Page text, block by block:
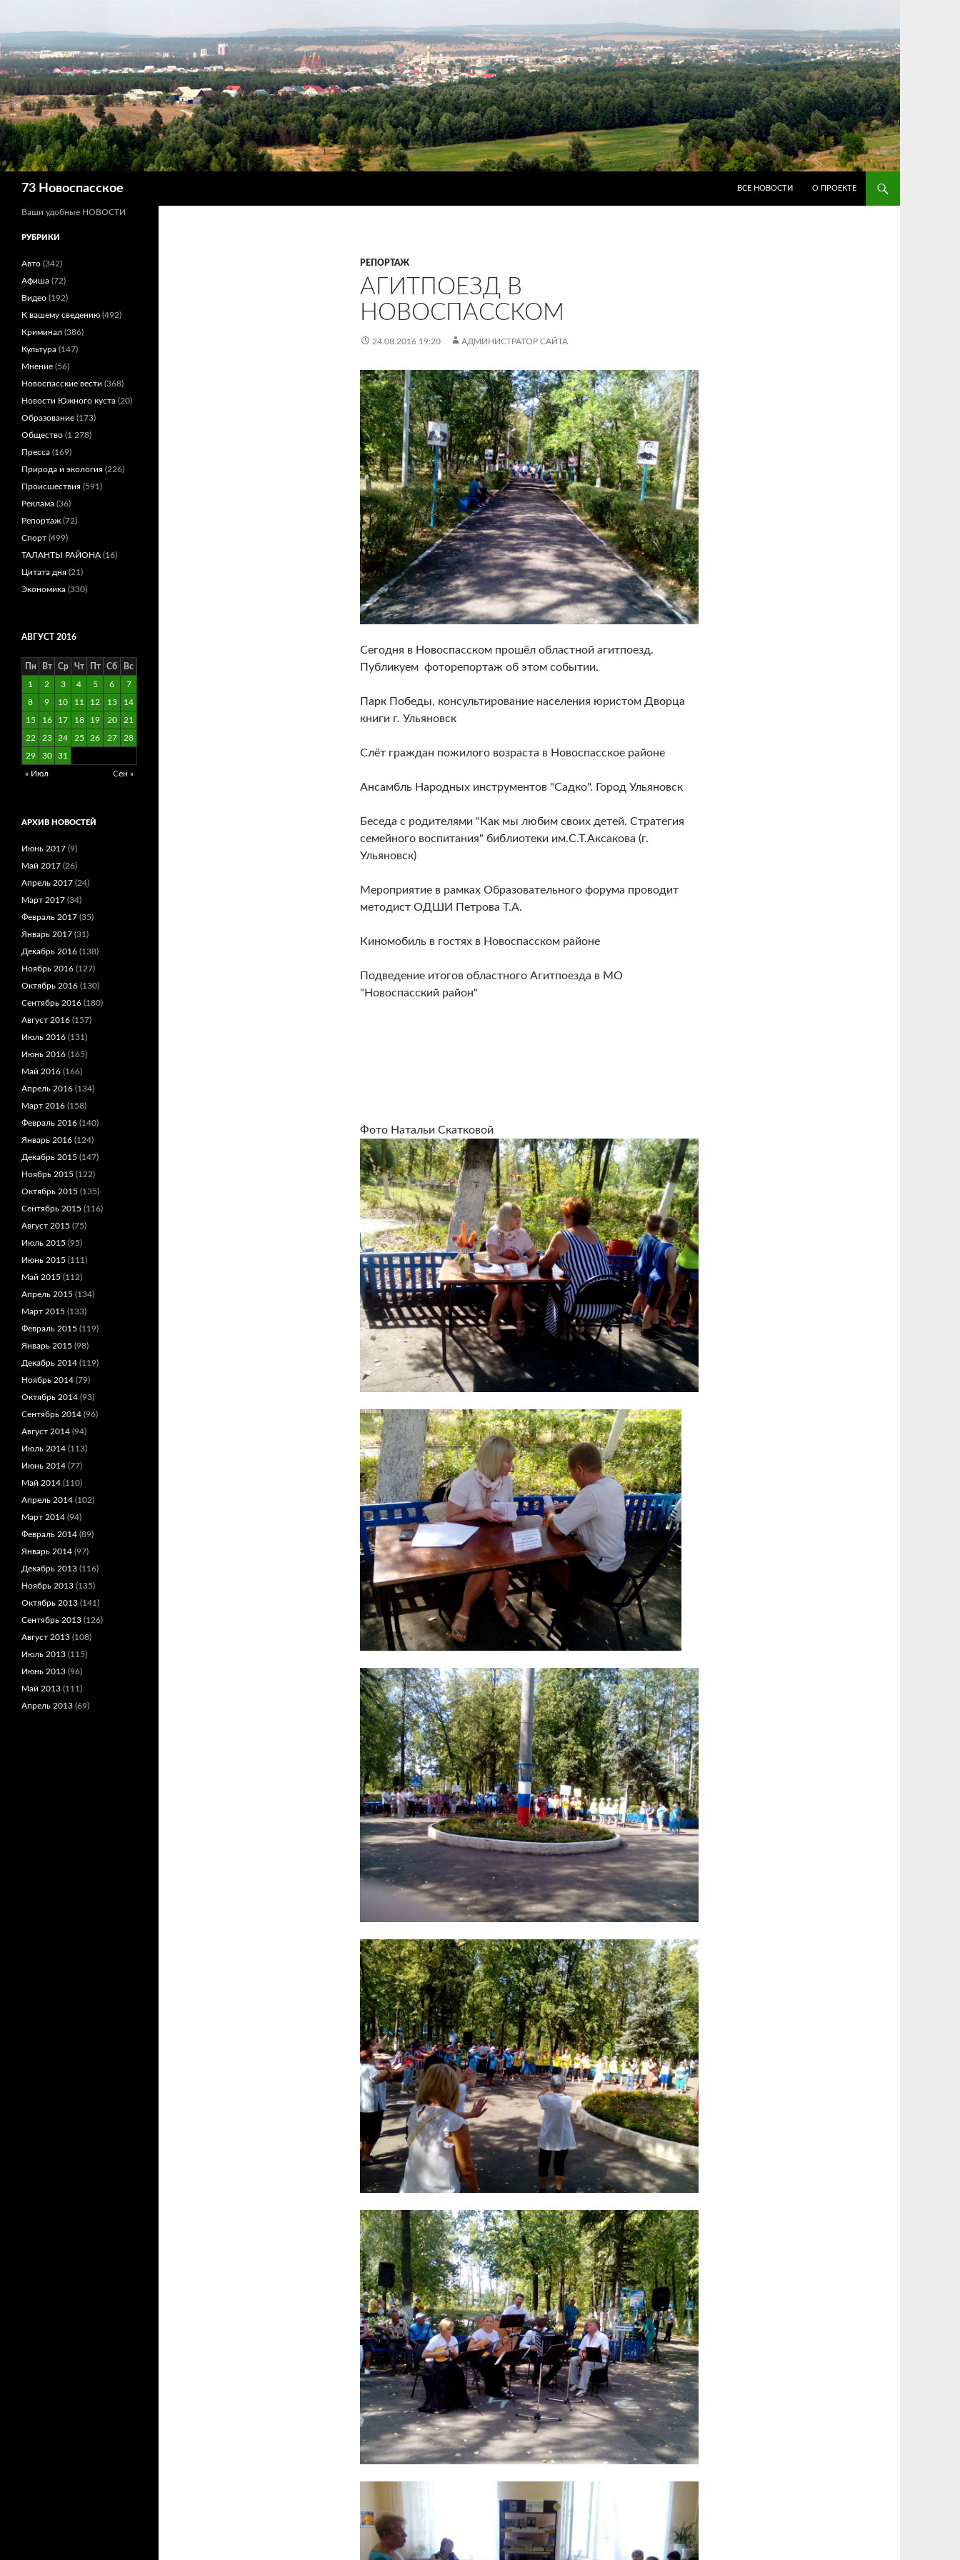
73 Новоспасское
ВСЕ НОВОСТИ
О ПРОЕКТЕ
РЕПОРТАЖ
АГИТПОЕЗД В
НОВОСПАССКОМ
24.08.2016 19:20 АДМИНИСТРАТОР САЙТА
Сегодня в Новоспасском прошёл областной агитпоезд.
Публикуем фоторепортаж об этом событии.
Парк Победы, консультирование населения юристом Дворца
книги г. Ульяновск
Слёт граждан пожилого возраста в Новоспасское районе
Ансамбль Народных инструментов "Садко". Город Ульяновск
Беседа с родителями "Как мы любим своих детей. Стратегия
семейного воспитания" библиотеки им.С.Т.Аксакова (г.
Ульяновск)
Мероприятие в рамках Образовательного форума проводит
методист ОДШИ Петрова Т.А.
Киномобиль в гостях в Новоспасском районе
Подведение итогов областного Агитпоезда в МО
"Новоспасский район"
Фото Натальи Скатковой
Ваши удобные НОВОСТИ
РУБРИКИ
Авто (342)
Афиша (72)
Видео (192)
К вашему сведению (492)
Криминал (386)
Культура (147)
Мнение (56)
Новоспасские вести (368)
Новости Южного куста (20)
Образование (173)
Общество (1 278)
Пресса (169)
Природа и экология (226)
Происшествия (591)
Реклама (36)
Репортаж (72)
Спорт (499)
ТАЛАНТЫ РАЙОНА (16)
Цитата дня (21)
Экономика (330)
АВГУСТ 2016
Пн Вт Ср Чт Пт Сб Вс
1 2 3 4 5 6 7
8 9 10 11 12 13 14
15 16 17 18 19 20 21
22 23 24 25 26 27 28
29 30 31
« Июл Сен »
АРХИВ НОВОСТЕЙ
Июнь 2017 (9)
Май 2017 (26)
Апрель 2017 (24)
Март 2017 (34)
Февраль 2017 (35)
Январь 2017 (31)
Декабрь 2016 (138)
Ноябрь 2016 (127)
Октябрь 2016 (130)
Сентябрь 2016 (180)
Август 2016 (157)
Июль 2016 (131)
Июнь 2016 (165)
Май 2016 (166)
Апрель 2016 (134)
Март 2016 (158)
Февраль 2016 (140)
Январь 2016 (124)
Декабрь 2015 (147)
Ноябрь 2015 (122)
Октябрь 2015 (135)
Сентябрь 2015 (116)
Август 2015 (75)
Июль 2015 (95)
Июнь 2015 (111)
Май 2015 (112)
Апрель 2015 (134)
Март 2015 (133)
Февраль 2015 (119)
Январь 2015 (98)
Декабрь 2014 (119)
Ноябрь 2014 (79)
Октябрь 2014 (93)
Сентябрь 2014 (96)
Август 2014 (94)
Июль 2014 (113)
Июнь 2014 (77)
Май 2014 (110)
Апрель 2014 (102)
Март 2014 (94)
Февраль 2014 (89)
Январь 2014 (97)
Декабрь 2013 (116)
Ноябрь 2013 (135)
Октябрь 2013 (141)
Сентябрь 2013 (126)
Август 2013 (108)
Июль 2013 (115)
Июнь 2013 (96)
Май 2013 (111)
Апрель 2013 (69)